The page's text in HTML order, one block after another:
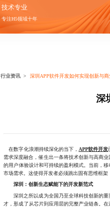
技术专业
专注H5领域十年
行业资讯 深圳APP软件开发如何实现创新与商
深
在数字化浪潮持续深化的当下， APP软件开发
需求深度融合，催生出一条将技术创新与高商
的用户体验设计和可持续的盈利模式。当前，
市场需求。这使得开发者必须跳出固有思维框
深圳：创新生态赋能下的开发新范式
深圳之所以成为全国乃至全球科技创新的重
才，形成了从芯片到应用层的完整产业链条。